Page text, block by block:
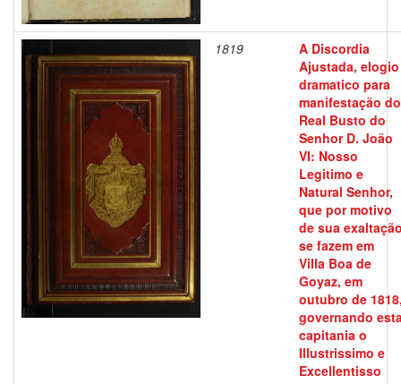
1819
A Discordia
Ajustada, elogio
dramatico para
manifestação do
Real Busto do
Senhor D. João
VI: Nosso
Legitimo e
Natural Senhor,
que por motivo
de sua
se fazem em
Villa Boa de
Goyaz, em
outubro de
governando
capitania o
Illustrissimo e
Excellentisso